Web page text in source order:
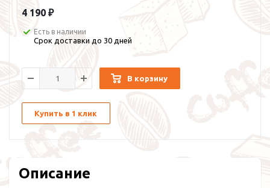
4 190 ₽
Есть в наличии
Срок доставки до 30 дней
В корзину
Купить в 1 клик
Описание